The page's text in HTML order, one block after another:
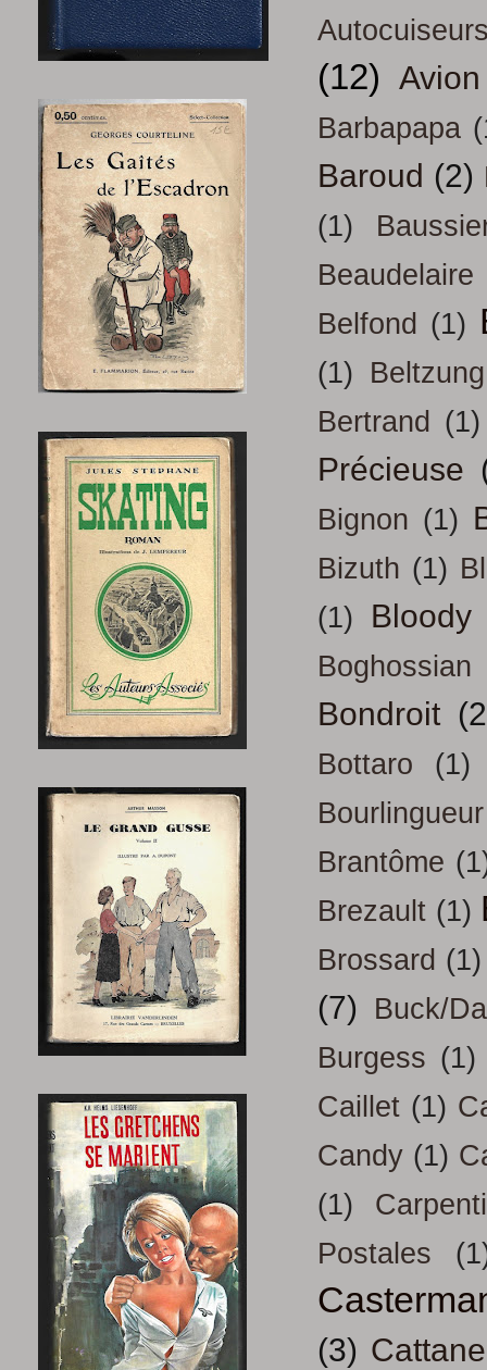
(12) Avion
Barbapapa
Baroud (2)
(1)
Beaudelaire
Belfond (1)
(1) Beltzung
Bertrand (1)
Précieuse
Bignon (1)
Bizuth (1)
(1)
Bloody
Boghossian
Bondroit
Bottaro
(1)
Bourlingueur
Brantôme
Brezault (1)
Brossard (1)
(7)
Buck/
Burgess (1)
Caillet (1)
Candy (1)
(1)
Postales
(3)